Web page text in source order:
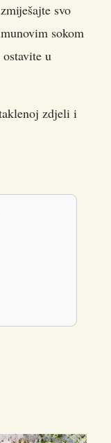
svo
sokom
u
zdjeli i